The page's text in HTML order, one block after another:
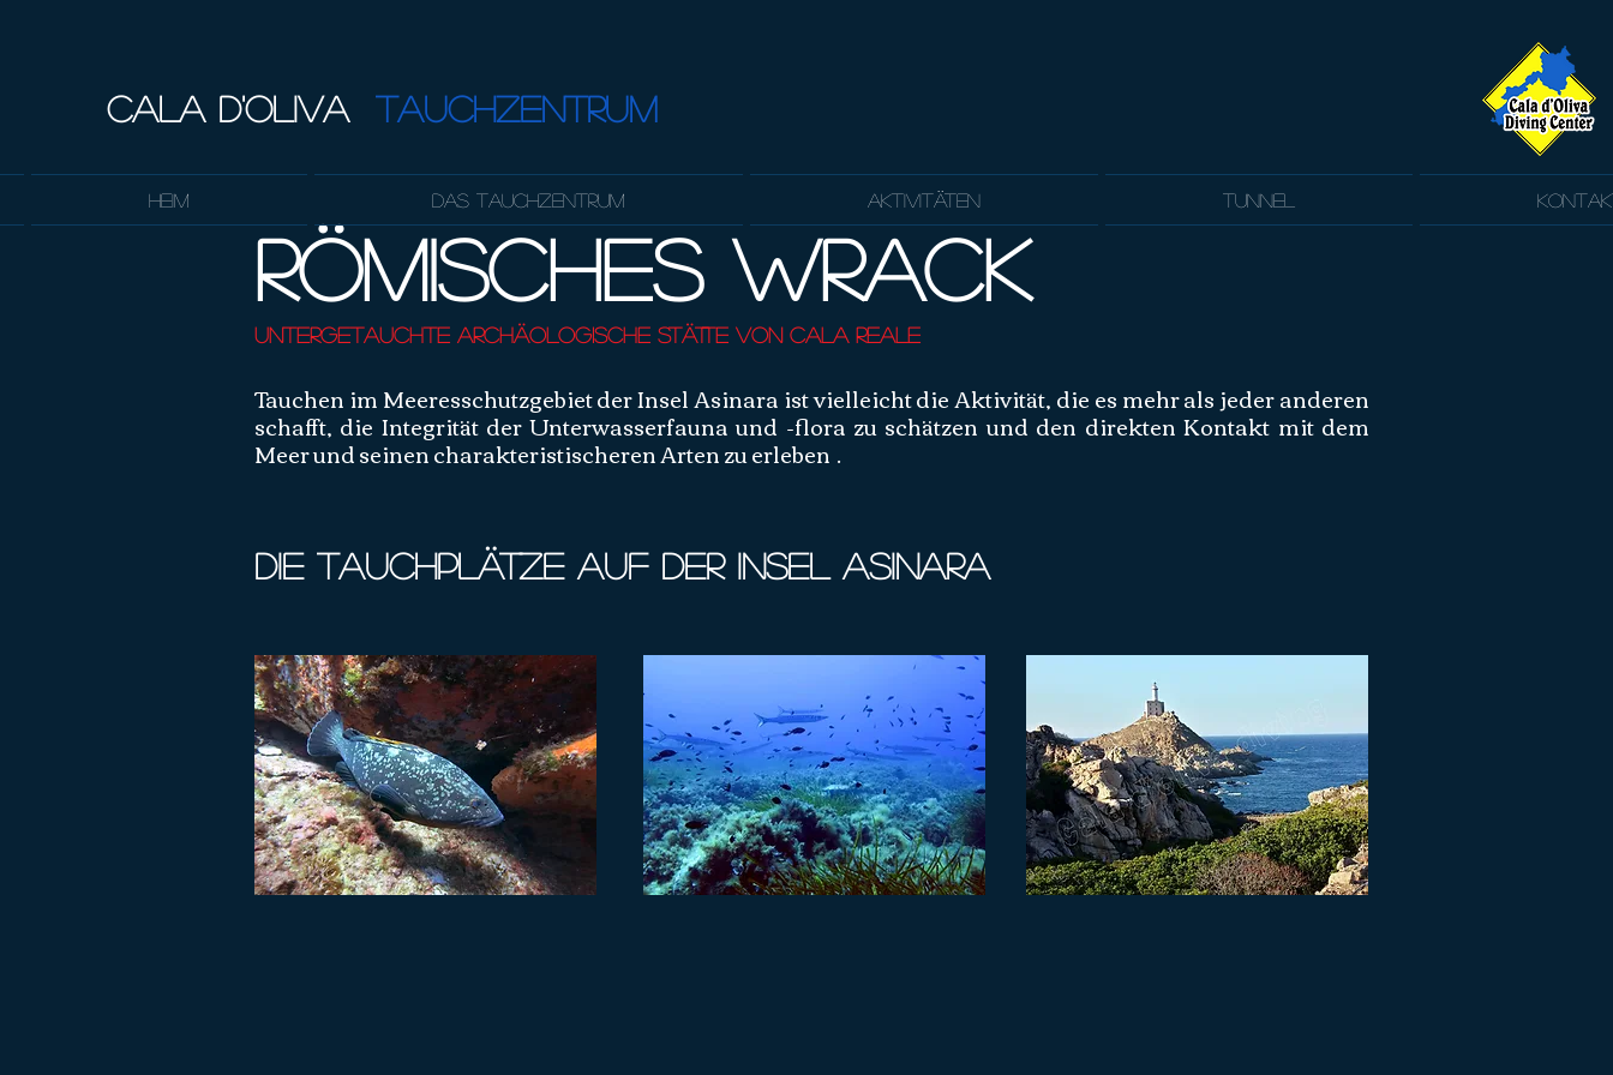
Römisches Wrack
Untergetauchte archäologische Stätte von Cala Reale
Tauchen im Meeresschutzgebiet der Insel Asinara ist vielleicht die Aktivität, die es mehr als jeder anderen
schafft, die Integrität der Unterwasserfauna und -flora zu schätzen und den direkten Kontakt mit dem
Meer und seinen charakteristischeren Arten zu erleben .
Die Tauchplätze auf der Insel Asinara
Heim Das Tauchzentrum Aktivitäten Tunnel
CALA D'OLIVA TAUCHZENTRUM